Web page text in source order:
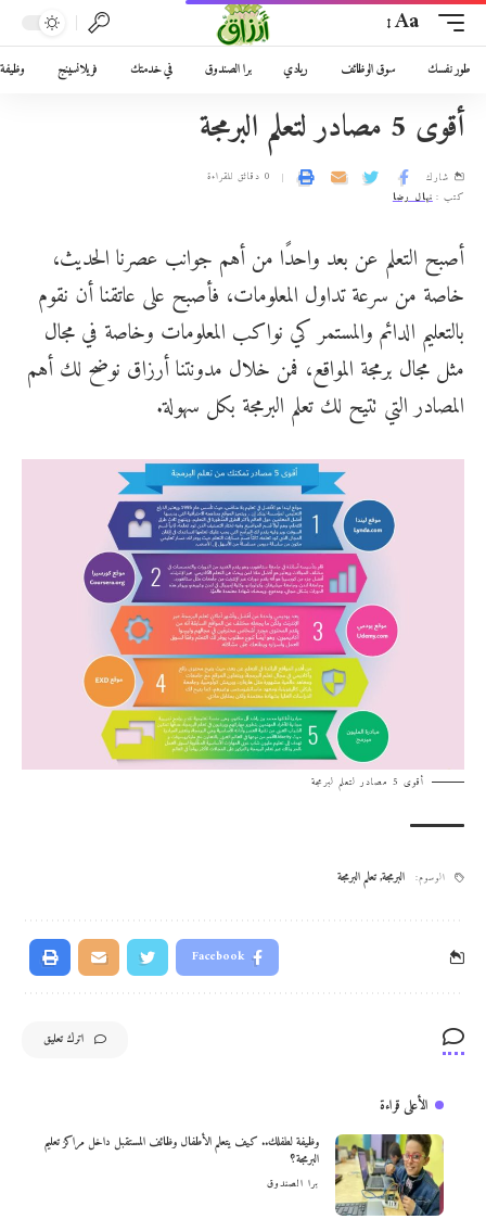
Aa
طور نفسك سوق الوظائف ريادي برا الصندوق في خدمتك فريلانسينج
أقوى 5 مصادر لتعلم البرمجة
كتب :نهال رضا
شارك 0 دقائق للقراءة
أصبح التعلم عن بعد واحدًا من أهم جوانب عصرنا الحديث،
خاصة من سرعة تداول المعلومات، فأصبح على عاتقنا أن نقوم
بالتعليم الدائم والمستمر كي نواكب المعلومات وخاصة في مجال
مثل مجال برمجة المواقع، فمن خلال مدونتنا أرزاق نوضح لك أهم
المصادر التي تتيح لك تعلم البرمجة بكل سهولة.
أقوى 5 مصادر لتعلم لبرمجة
الوسوم: البرمجة,تعلم البرمجة
Facebook
اترك تعليق
الأعلى قراءة
وظيفة لطفلك.. كيف يتعلم الأطفال وظائف المستقبل داخل مراكز تعليم
البرمجة؟
برا الصندوق